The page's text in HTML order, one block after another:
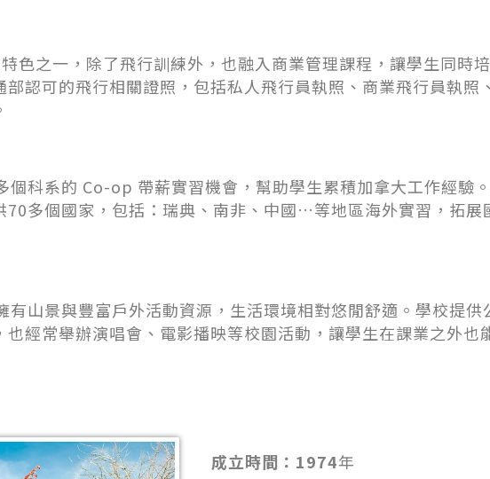
色之一，除了飛行訓練外，也融入商業管理課程，讓學生同時
認可的飛行相關證照，包括私人飛行員執照、商業飛行員執照
個科系的 Co-op 帶薪實習機會，幫助學生累積加拿大工作經驗
多個國家，包括：瑞典、南非、中國…等地區海外實習，拓展
有山景與豐富戶外活動資源，生活環境相對悠閒舒適。學校提
也經常舉辦演唱會、電影播映等校園活動，讓學生在課業之外也
成立時間：1974年